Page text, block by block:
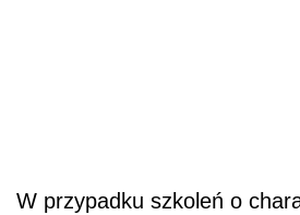
W przypadku szkoleń o